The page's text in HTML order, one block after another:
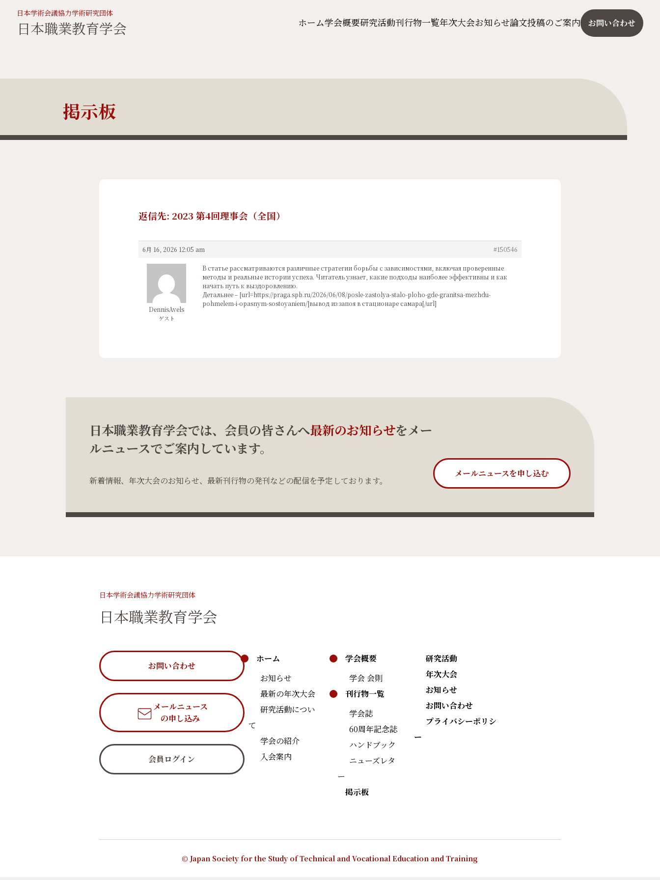
日本学術会議協力学術研究団体
日本職業教育学会 ホーム学会概要研究活動刊行物一覧年次大会お知らせ論文投稿のご案内 お問い合わせ
掲示板
返信先: 2023 第4回理事会（全国）
6月 16, 2026 12:05 am #150546
DennisAvels
ゲスト
В статье рассматриваются различные стратегии борьбы с зависимостями, включая проверенные
методы и реальные истории успеха. Читатель узнает, какие подходы наиболее эффективны и как
начать путь к выздоровлению.
Детальнее – [url=https://praga.spb.ru/2026/06/08/posle-zastolya-stalo-ploho-gde-granitsa-mezhdu-
pohmelem-i-opasnym-sostoyaniem/]вывод из запоя в стационаре самара[/url]
日本職業教育学会では、会員の皆さんへ最新のお知らせをメー
ルニュースでご案内しています。
新着情報、年次大会のお知らせ、最新刊行物の発刊などの配信を予定しております。
メールニュースを申し込む
日本学術会議協力学術研究団体
日本職業教育学会
お問い合わせ
メールニュース
の申し込み
会員ログイン
ホーム
お知らせ
最新の年次大会
研究活動につい
て
学会の紹介
入会案内
学会概要
学会 会則
刊行物一覧
学会誌
60周年記念誌
ハンドブック
ニューズレタ
ー
掲示板
研究活動
年次大会
お知らせ
お問い合わせ
プライバシーポリシ
ー
© Japan Society for the Study of Technical and Vocational Education and Training